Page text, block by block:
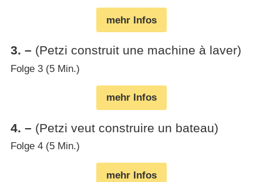
mehr Infos
3. – (Petzi construit une machine à laver)
Folge 3 (5 Min.)
mehr Infos
4. – (Petzi veut construire un bateau)
Folge 4 (5 Min.)
mehr Infos